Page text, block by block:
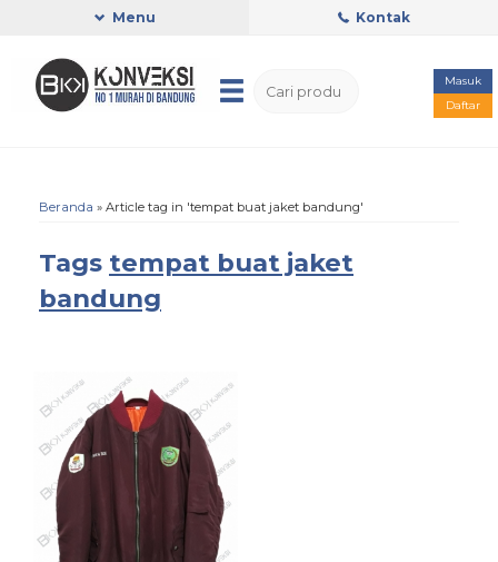
Menu Kontak
Masuk
Daftar
Beranda » Article tag in 'tempat buat jaket bandung'
Tags tempat buat jaket
bandung